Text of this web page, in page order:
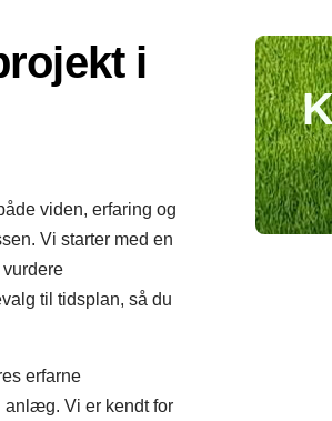
i
viden, erfaring og
Vi starter med en
til tidsplan, så du
erfarne
anlæg. Vi er kendt for